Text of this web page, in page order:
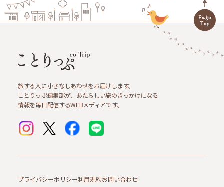
旅する人に小さなしあわせをお届けします。
ことりっぷ編集部が、あたらしい旅のきっかけになる
情報を毎日配信するWEBメディアです。
プライバシーポリシー利用規約お問い合わせ